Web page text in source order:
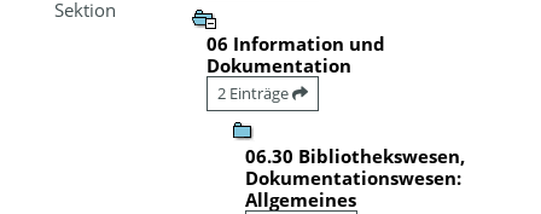
Sektion
06 Information und
Dokumentation
2 Einträge
06.30 Bibliothekswesen,
Dokumentationswesen:
Allgemeines